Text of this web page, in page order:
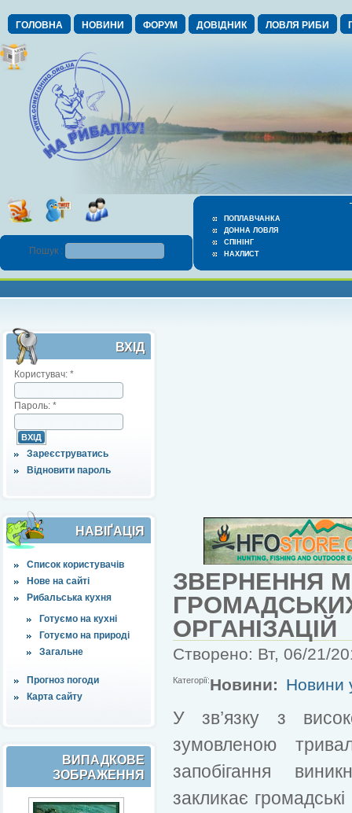
ГОЛОВНА НОВИНИ ФОРУМ ДОВІДНИК ЛОВЛЯ РИБИ
ПОПЛАВЧАНКА
ДОННА ЛОВЛЯ
СПІНІНГ
НАХЛИСТ
Пошук :
ВХІД
Користувач: *
Пароль: *
Зареєструватись
Відновити пароль
НАВІҐАЦІЯ
Список користувачів
Нове на сайті
Рибальська кухня
Готуємо на кухні
Готуємо на природі
Загальне
Прогноз погоди
Карта сайту
ВИПАДКОВЕ
ЗОБРАЖЕННЯ
ЗВЕРНЕННЯ
ОРГАНІЗАЦІЙ
Створено: Вт, 06/21/
Категорії:Новини: Новини
У зв’язку з
зумовленою
запобігання
закликає громадські